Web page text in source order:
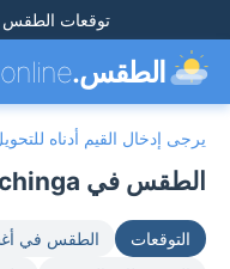
توقعات الطقس
الطقس.online
يرجى إدخال القيم أدناه
الطقس في Lichinga, موزمبيق 🇲🇿
التوقعات الطقس في